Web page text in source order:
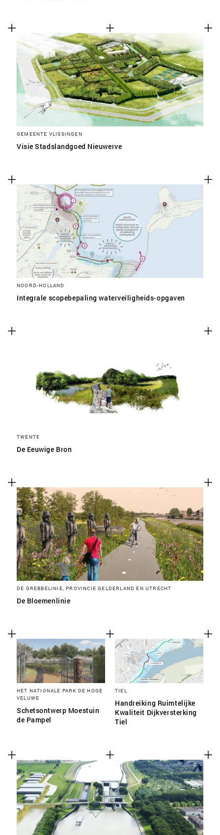
GEMEENTE VLISSINGEN
Visie Stadslandgoed Nieuwerve
NOORD-HOLLAND
Integrale scopebepaling waterveiligheids-opgaven
TWENTE
De Eeuwige Bron
DE GREBBELINIE, PROVINCIE GELDERLAND EN UTRECHT
De Bloemenlinie
HET NATIONALE PARK DE HOGE
VELUWE
Schetsontwerp Moestuin
de Pampel
TIEL
Handreiking Ruimtelijke
Kwaliteit Dijkversterking
Tiel